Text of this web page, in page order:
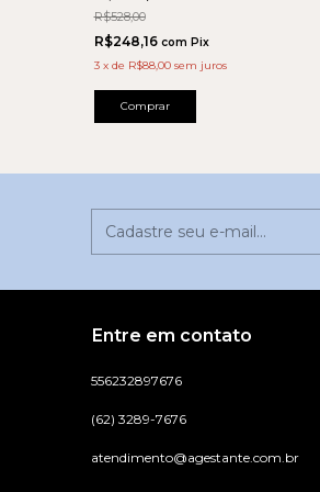
R$528,00
R$248,16 com Pix
3 x de R$88,00 sem juros
Comprar
Entre em contato
556232897676
(62) 3289-7676
atendimento@agestante.com.br